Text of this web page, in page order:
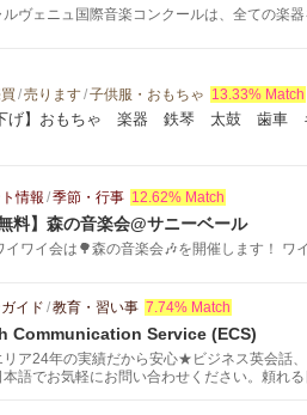
ルヴェニュ国際音楽コンクールは、全ての楽
/売ります/子供服・おもちゃ 13.33% Match
下げ】おもちゃ 楽器 鉄琴 太鼓 歯車
情報 /季節・行事 12.62% Match
無料】森の音楽会@サニーベール
イワイ会は🌳森の音楽会🎶を開催します！ ワ
イド /教育・習い事 7.74% Match
Communication Service (ECS)
ア24年の実績だから安心★ビジネス英会話
語でお気軽にお問い合わせください。頼れ